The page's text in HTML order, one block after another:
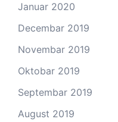
Januar 2020
Decembar 2019
Novembar 2019
Oktobar 2019
Septembar 2019
August 2019